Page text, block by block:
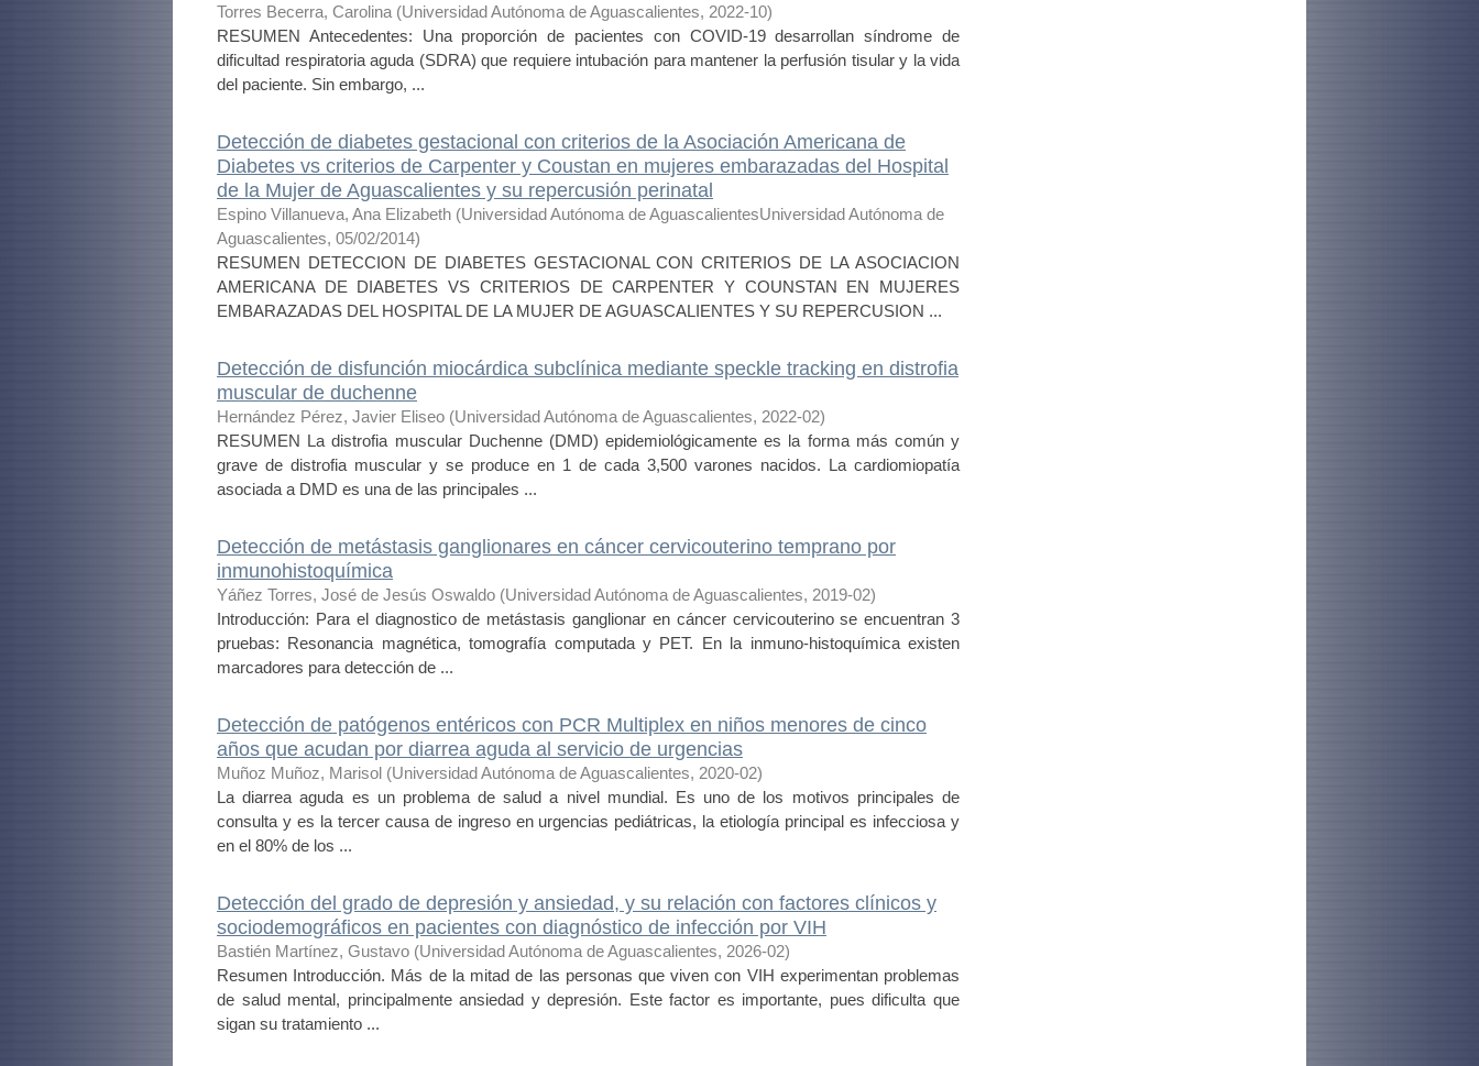
Torres Becerra, Carolina (Universidad Autónoma de Aguascalientes, 2022-10)
RESUMEN Antecedentes: Una proporción de pacientes con COVID-19 desarrollan síndrome de
dificultad respiratoria aguda (SDRA) que requiere intubación para mantener la perfusión tisular y la vida
del paciente. Sin embargo, ...
Detección de diabetes gestacional con criterios de la Asociación Americana de
Diabetes vs criterios de Carpenter y Coustan en mujeres embarazadas del Hospital
de la Mujer de Aguascalientes y su repercusión perinatal
Espino Villanueva, Ana Elizabeth (Universidad Autónoma de AguascalientesUniversidad Autónoma de
Aguascalientes, 05/02/2014)
RESUMEN DETECCION DE DIABETES GESTACIONAL CON CRITERIOS DE LA ASOCIACION
AMERICANA DE DIABETES VS CRITERIOS DE CARPENTER Y COUNSTAN EN MUJERES
EMBARAZADAS DEL HOSPITAL DE LA MUJER DE AGUASCALIENTES Y SU REPERCUSION ...
Detección de disfunción miocárdica subclínica mediante speckle tracking en distrofia
muscular de duchenne
Hernández Pérez, Javier Eliseo (Universidad Autónoma de Aguascalientes, 2022-02)
RESUMEN La distrofia muscular Duchenne (DMD) epidemiológicamente es la forma más común y
grave de distrofia muscular y se produce en 1 de cada 3,500 varones nacidos. La cardiomiopatía
asociada a DMD es una de las principales ...
Detección de metástasis ganglionares en cáncer cervicouterino temprano por
inmunohistoquímica
Yáñez Torres, José de Jesús Oswaldo (Universidad Autónoma de Aguascalientes, 2019-02)
Introducción: Para el diagnostico de metástasis ganglionar en cáncer cervicouterino se encuentran 3
pruebas: Resonancia magnética, tomografía computada y PET. En la inmuno-histoquímica existen
marcadores para detección de ...
Detección de patógenos entéricos con PCR Multiplex en niños menores de cinco
años que acudan por diarrea aguda al servicio de urgencias
Muñoz Muñoz, Marisol (Universidad Autónoma de Aguascalientes, 2020-02)
La diarrea aguda es un problema de salud a nivel mundial. Es uno de los motivos principales de
consulta y es la tercer causa de ingreso en urgencias pediátricas, la etiología principal es infecciosa y
en el 80% de los ...
Detección del grado de depresión y ansiedad, y su relación con factores clínicos y
sociodemográficos en pacientes con diagnóstico de infección por VIH
Bastién Martínez, Gustavo (Universidad Autónoma de Aguascalientes, 2026-02)
Resumen Introducción. Más de la mitad de las personas que viven con VIH experimentan problemas
de salud mental, principalmente ansiedad y depresión. Este factor es importante, pues dificulta que
sigan su tratamiento ...